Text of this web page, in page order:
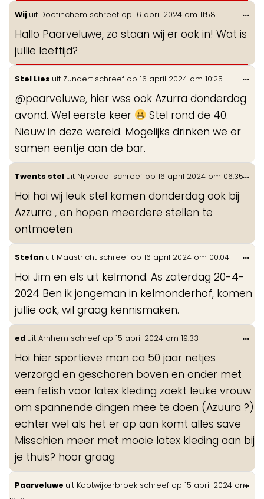
Wij uit Doetinchem schreef op 16 april 2024 om 11:58
Hallo Paarveluwe, zo staan wij er ook in! Wat is
jullie leeftijd?
...
Stel Lies uit Zundert schreef op 16 april 2024 om 10:25
@paarveluwe, hier wss ook Azurra donderdag
avond. Wel eerste keer
Stel rond de 40.
Nieuw in deze wereld. Mogelijks drinken we er
samen eentje aan de bar.
...
Twents stel uit Nijverdal schreef op 16 april 2024 om 06:35
Hoi hoi wij leuk stel komen donderdag ook bij
Azzurra , en hopen meerdere stellen te
ontmoeten
...
Stefan uit Maastricht schreef op 16 april 2024 om 00:04
Hoi Jim en els uit kelmond. As zaterdag 20-4-
2024 Ben ik jongeman in kelmonderhof, komen
jullie ook, wil graag kennismaken.
...
ed uit Arnhem schreef op 15 april 2024 om 19:33
Hoi hier sportieve man ca 50 jaar netjes
verzorgd en geschoren boven en onder met
een fetish voor latex kleding zoekt leuke vrouw
om spannende dingen mee te doen (Azuura ?)
echter wel als het er op aan komt alles save
Misschien meer met mooie latex kleding aan bij
je thuis? hoor graag
...
Paarveluwe uit Kootwijkerbroek schreef op 15 april 2024 om...